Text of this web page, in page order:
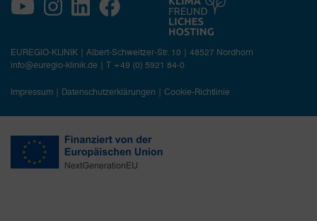
EUREGIO-KLINIK | Albert-Schweitzer-Str. 10 | 48527 Nordhorn
info@euregio-klinik.de | T +49 (0) 5921 84-0
Impressum | Datenschutzerklärungen | Cookie-Richtlinie